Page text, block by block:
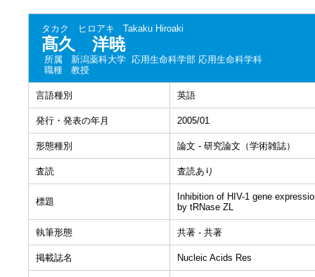
タカク ヒロアキ Takaku Hiroaki
髙久 洋暁
所属
新潟薬科大学 応用生命科学部 応用生命科学科
職種
教授
言語種別 英語
発行・発表の年月 2005/01
形態種別 論文 - 研究論文（学術雑誌）
査読 査読あり
標題
Inhibition of HIV-1 gene
by tRNase ZL
執筆形態 共著 - 共著
掲載誌名 Nucleic Acids Res